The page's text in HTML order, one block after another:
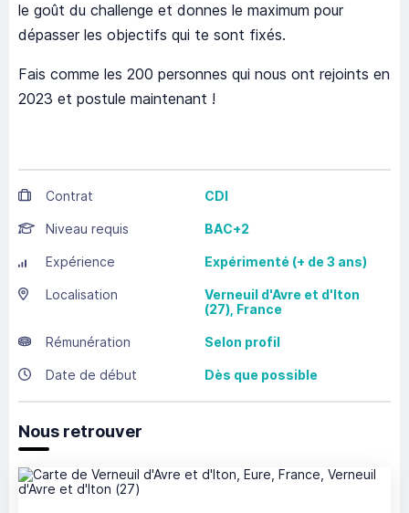
le goût du challenge et donnes le maximum pour
dépasser les objectifs qui te sont fixés.
Fais comme les 200 personnes qui nous ont rejoints en
2023 et postule maintenant !
Contrat CDI
Niveau requis BAC+2
Expérience Expérimenté (+ de 3 ans)
Localisation
Verneuil d'Avre et d'Iton
(27), France
Rémunération Selon profil
Date de début Dès que possible
Nous retrouver